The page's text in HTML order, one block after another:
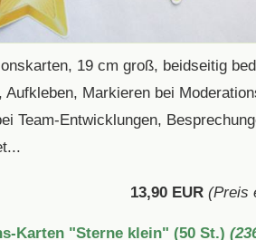
19 cm groß, beidseitig
Aufkleben, Markieren bei
Team-Entwicklungen,
13,90 EUR (Preis
Karten "Sterne klein" (50 St.)